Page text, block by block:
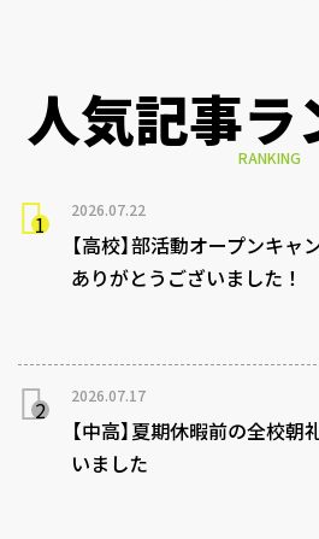
人気記事ラ
RANKING
2026.07.22
【高校】部活動オープンキャ
ありがとうございました！
2026.07.17
【中高】夏期休暇前の全校朝
いました